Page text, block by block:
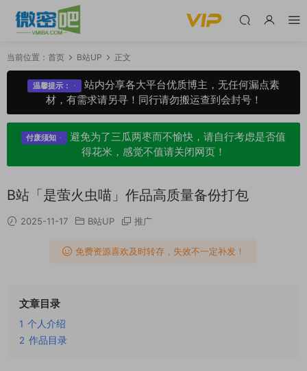
当前位置： 首页 B站UP 正文
温馨提示：
站内分享各大平台优质博主，无任何漏点素
材，有需求请另寻！同行请勿搬运查到会封号！
付废须知
避免为了三瓜两枣而不愉快，请自行考虑是否值
得花米，感觉不值请关闭网页！
B站「是萤火虫喵」作品高质量备份打包
2025-11-17 B站UP 推广
免费资源喜欢及时转存，失效不一定补发！
文章目录
1 个人介绍
2 作品目录